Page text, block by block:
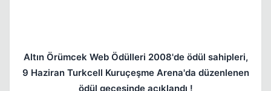
Altın Örümcek Web Ödülleri 2008'de ödül sahipleri,
9 Haziran Turkcell Kuruçeşme Arena'da düzenlenen
ödül gecesinde açıklandı !